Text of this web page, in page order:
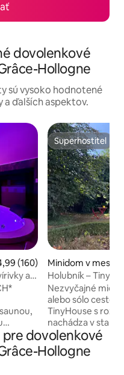
dovolenkové
Hollogne
sú vysoko hodnotené
ďalších aspektov.
ohodnotenie 4,99 z
(160)
a
🅿️
Superhostiteľ
Superhostiteľ
Minidom v meste
Holubník –
Liège
Nezvyčajné
alebo sólo cestovateľa.
TinyHouse s
nachádza v
umožní zažiť
okamih v srdci Liège. Jeho
prostredie so
dovolenkové
Hollogne